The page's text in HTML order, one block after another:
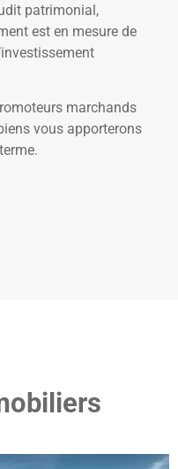
patrimonial,
est en mesure de
marchands
vous apporterons